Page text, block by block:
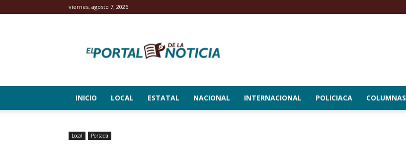
viernes, agosto 7, 2026
Portal
de
INICIO LOCAL ESTATAL NACIONAL INTERNACIONAL POLICIACA COLUMNAS
Local Portada